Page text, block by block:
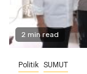
2 min read
Politik SUMUT